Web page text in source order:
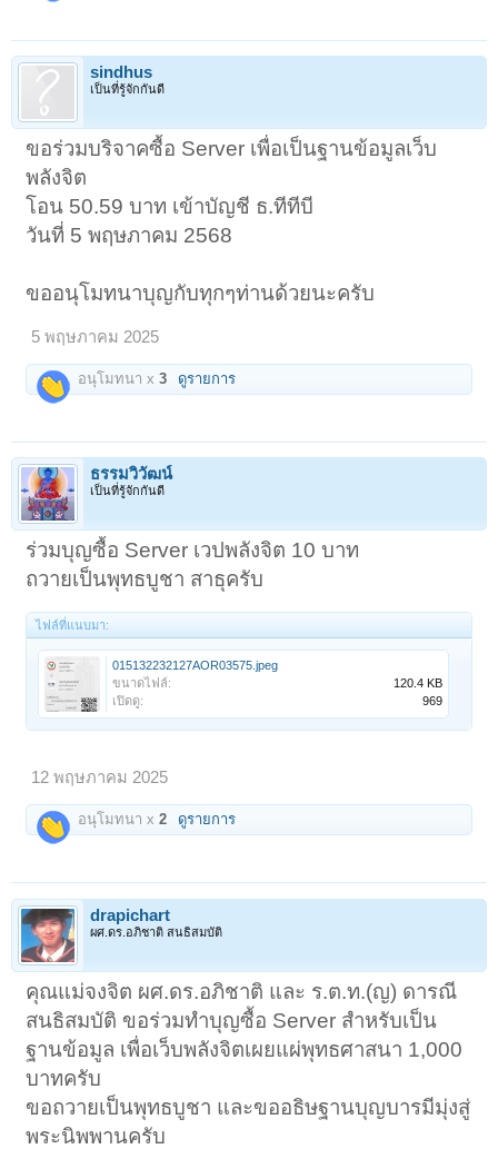
sindhus
เป็นที่รู้จักกันดี
ขอร่วมบริจาคซื้อ Server เพื่อเป็นฐานข้อมูลเว็บ
พลังจิต
โอน 50.59 บาท เข้าบัญชี ธ.ทีทีบี
วันที่ 5 พฤษภาคม 2568
ขออนุโมทนาบุญกับทุกๆท่านด้วยนะครับ
5 พฤษภาคม 2025
อนุโมทนา x3 ดูรายการ
ธรรมวิวัฒน์
เป็นที่รู้จักกันดี
ร่วมบุญซื้อ Server เวปพลังจิต 10 บาท
ถวายเป็นพุทธบูชา สาธุครับ
ไฟล์ที่แนบมา:
015132232127AOR03575.jpeg
ขนาดไฟล์:
120.4 KB
เปิดดู:
969
12 พฤษภาคม 2025
อนุโมทนา x2 ดูรายการ
drapichart
ผศ.ดร.อภิชาติ สนธิสมบัติ
คุณแม่จงจิต ผศ.ดร.อภิชาติ และ ร.ต.ท.(ญ) ดารณี
สนธิสมบัติ ขอร่วมทำบุญซื้อ Server สำหรับเป็น
ฐานข้อมูล เพื่อเว็บพลังจิตเผยแผ่พุทธศาสนา 1,000
บาทครับ
ขอถวายเป็นพุทธบูชา และขออธิษฐานบุญบารมีมุ่งสู่
พระนิพพานครับ